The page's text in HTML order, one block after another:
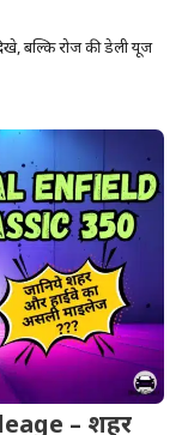
बल्कि रोज की डेली यूज
– शहर